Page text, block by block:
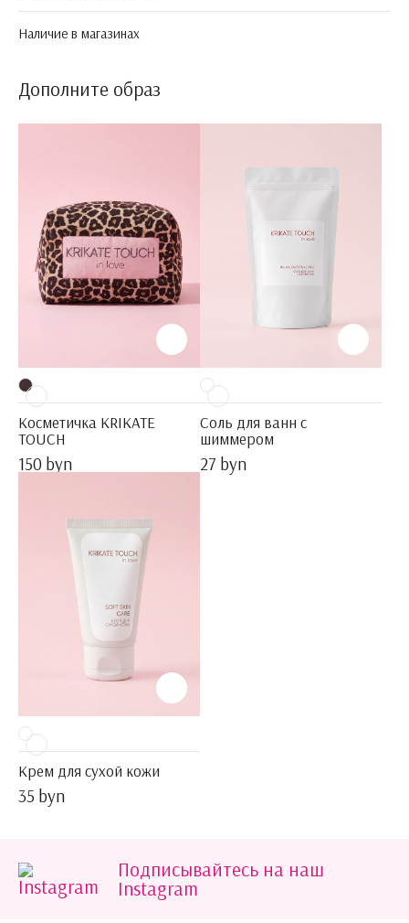
Наличие в магазинах
Дополните образ
Косметичка KRIKATE
TOUCH
150 byn
Соль для ванн с
шиммером
27 byn
Крем для сухой кожи
35 byn
Подписывайтесь на наш
Instagram